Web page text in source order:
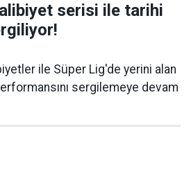
serisi ile tarihi
ile Süper Lig'de yerini alan
sergilemeye devam